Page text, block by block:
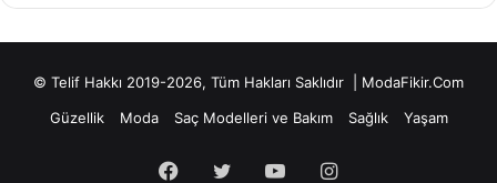
© Telif Hakkı 2019-2026, Tüm Hakları Saklıdır | ModaFikir.Com
Güzellik
Moda Saç Modelleri ve Bakım Sağlık Yaşam
Facebook
TwitterYouTubeInstagram